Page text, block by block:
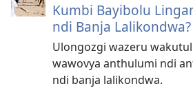
Kumbi Bayibolu
ndi Banja Lalikondwa?
Ulongozgi wazeru
wawovya anthulumi ndi
ndi banja lalikondwa.